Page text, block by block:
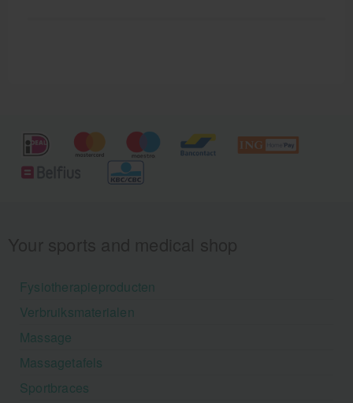
Fysiotherapieproducten
Verbruiksmaterialen
Massage
Massagetafels
Sportbraces